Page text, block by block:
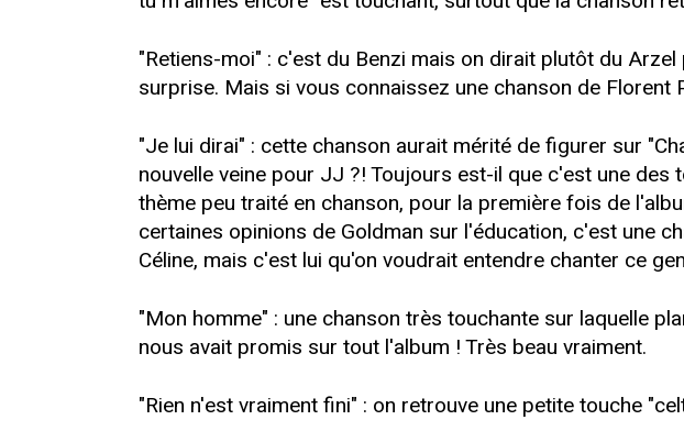
"Retiens-moi" : c'est du Benzi mais on dirait plutôt du
surprise. Mais si vous connaissez une chanson de
"Je lui dirai" : cette chanson aurait mérité de figurer sur
nouvelle veine pour JJ ?! Toujours est-il que c'est une
thème peu traité en chanson, pour la première fois de
certaines opinions de Goldman sur l'éducation, c'est une
Céline, mais c'est lui qu'on voudrait entendre chanter ce
"Mon homme" : une chanson très touchante sur laquelle
nous avait promis sur tout l'album ! Très beau vraiment.
"Rien n'est vraiment fini" : on retrouve une petite touche